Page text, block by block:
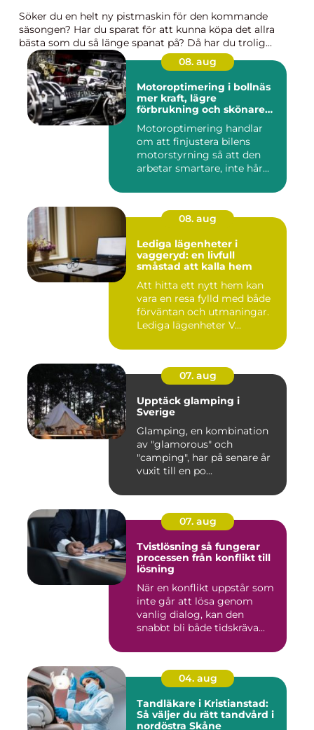
Söker du en helt ny pistmaskin för den kommande
säsongen? Har du sparat för att kunna köpa det allra
bästa som du så länge spanat på? Då har du trolig...
08. aug
Motoroptimering i bollnäs
mer kraft, lägre
förbrukning och skönare
Motoroptimering handlar
om att finjustera bilens
motorstyrning så att den
arbetar smartare, inte hår...
08. aug
Lediga lägenheter i
vaggeryd: en livfull
småstad att kalla hem
Att hitta ett nytt hem kan
vara en resa fylld med både
förväntan och utmaningar.
Lediga lägenheter V...
07. aug
Upptäck glamping i
Sverige
Glamping, en kombination
av "glamorous" och
"camping", har på senare år
vuxit till en po...
07. aug
Tvistlösning så fungerar
processen från konflikt till
lösning
När en konflikt uppstår som
inte går att lösa genom
vanlig dialog, kan den
snabbt bli både tidskräva...
04. aug
Tandläkare i Kristianstad:
Så väljer du rätt tandvård i
nordöstra Skåne